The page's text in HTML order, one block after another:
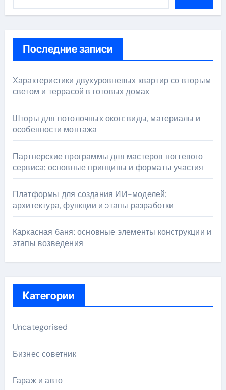
Последние записи
Характеристики двухуровневых квартир со вторым
светом и террасой в готовых домах
Шторы для потолочных окон: виды, материалы и
особенности монтажа
Партнерские программы для мастеров ногтевого
сервиса: основные принципы и форматы участия
Платформы для создания ИИ-моделей:
архитектура, функции и этапы разработки
Каркасная баня: основные элементы конструкции и
этапы возведения
Категории
Uncategorised
Бизнес советник
Гараж и авто